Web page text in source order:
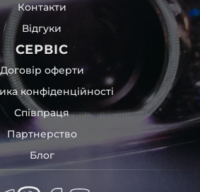
Контакти
Відгуки
СЕРВІС
Договір оферти
конфіденційності
Співпраця
Партнерство
Блог